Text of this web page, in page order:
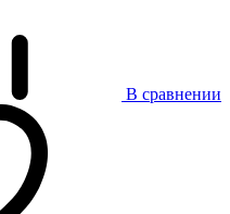
В сравнении